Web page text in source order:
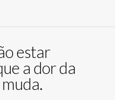
estar
a dor da